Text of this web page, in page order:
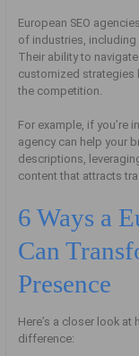
European SEO
of industries, including
Their ability to
customized strategies
the competition.
For example, if you’re
agency can help your
descriptions,
content that attracts
6 Ways a
Can
Presence
Here’s a closer look at
difference: